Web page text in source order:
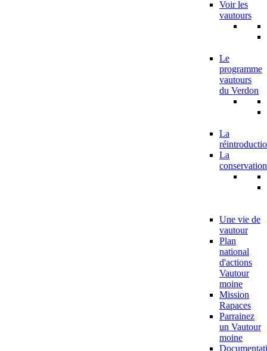
Voir les
vautours
Le
programme
vautours
du Verdon
La
La
conservation
Une vie de
vautour
Plan
national
d'actions
Vautour
moine
Mission
Rapaces
Parrainez
un Vautour
moine